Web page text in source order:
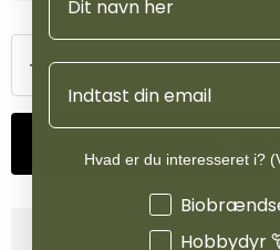
Produktinformation
Email
Hvad er du interesseret i?
Interesser
Hobbydyr